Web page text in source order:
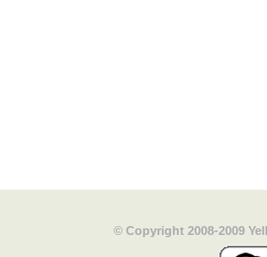
© Copyright 2008-2009